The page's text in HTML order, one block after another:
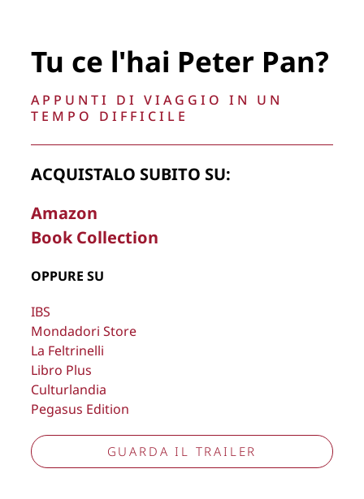
rimuovere, oscurare, modificare, immagini e testi del sito, a
propria discrezione.
Cookie PolicyPrivacy Policy
Tu ce l'hai Peter Pan?
APPUNTI DI VIAGGIO IN UN
TEMPO DIFFICILE
ACQUISTALO SUBITO SU:
Amazon
Book Collection
OPPURE SU
IBS
Mondadori Store
La Feltrinelli
Libro Plus
Culturlandia
Pegasus Edition
GUARDA IL TRAILER